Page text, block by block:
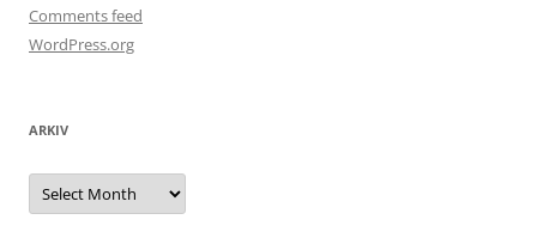
Comments feed
WordPress.org
ARKIV
Arkiv